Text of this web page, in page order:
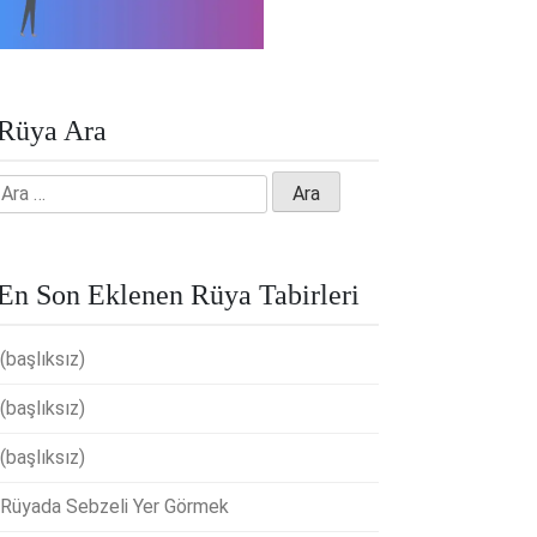
Ara
Son Eklenen Rüya Tabirleri
(başlıksız)
(başlıksız)
(başlıksız)
Rüyada Sebzeli Yer Görmek